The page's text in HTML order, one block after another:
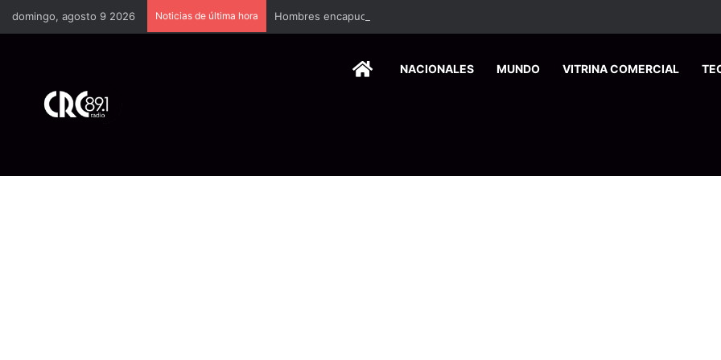
domingo, agosto 9 2026 Noticias de última hora Hombres encapuchados ingresan a hospital de Nicoya y matan a paciente a balazos
HOMENACIONALES MUNDO VITRINA COMERCIAL